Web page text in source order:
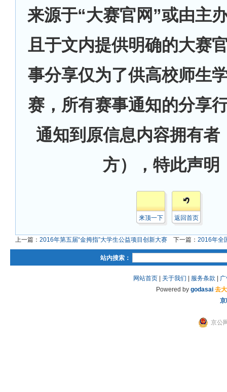
来源于“大赛官网”或由主
且于文内提供明确的大赛
事分享仅为了供高校师生
赛，所有赛事通知的分享
通知到原信息内容拥有者
方），特此声明
来顶一下 返回首页
上一篇： 2016年第五届“金拇指”大学生公益项目创新大赛 下一篇： 2016年全
站内搜索：
网站首页| 关于我们 服务条款
Powered by godasai 去
京公